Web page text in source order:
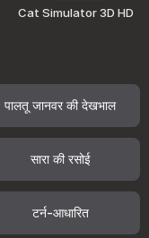
Cat Simulator 3D HD
पालतू जानवर की देखभाल
सारा की रसोई
टर्न-आधारित